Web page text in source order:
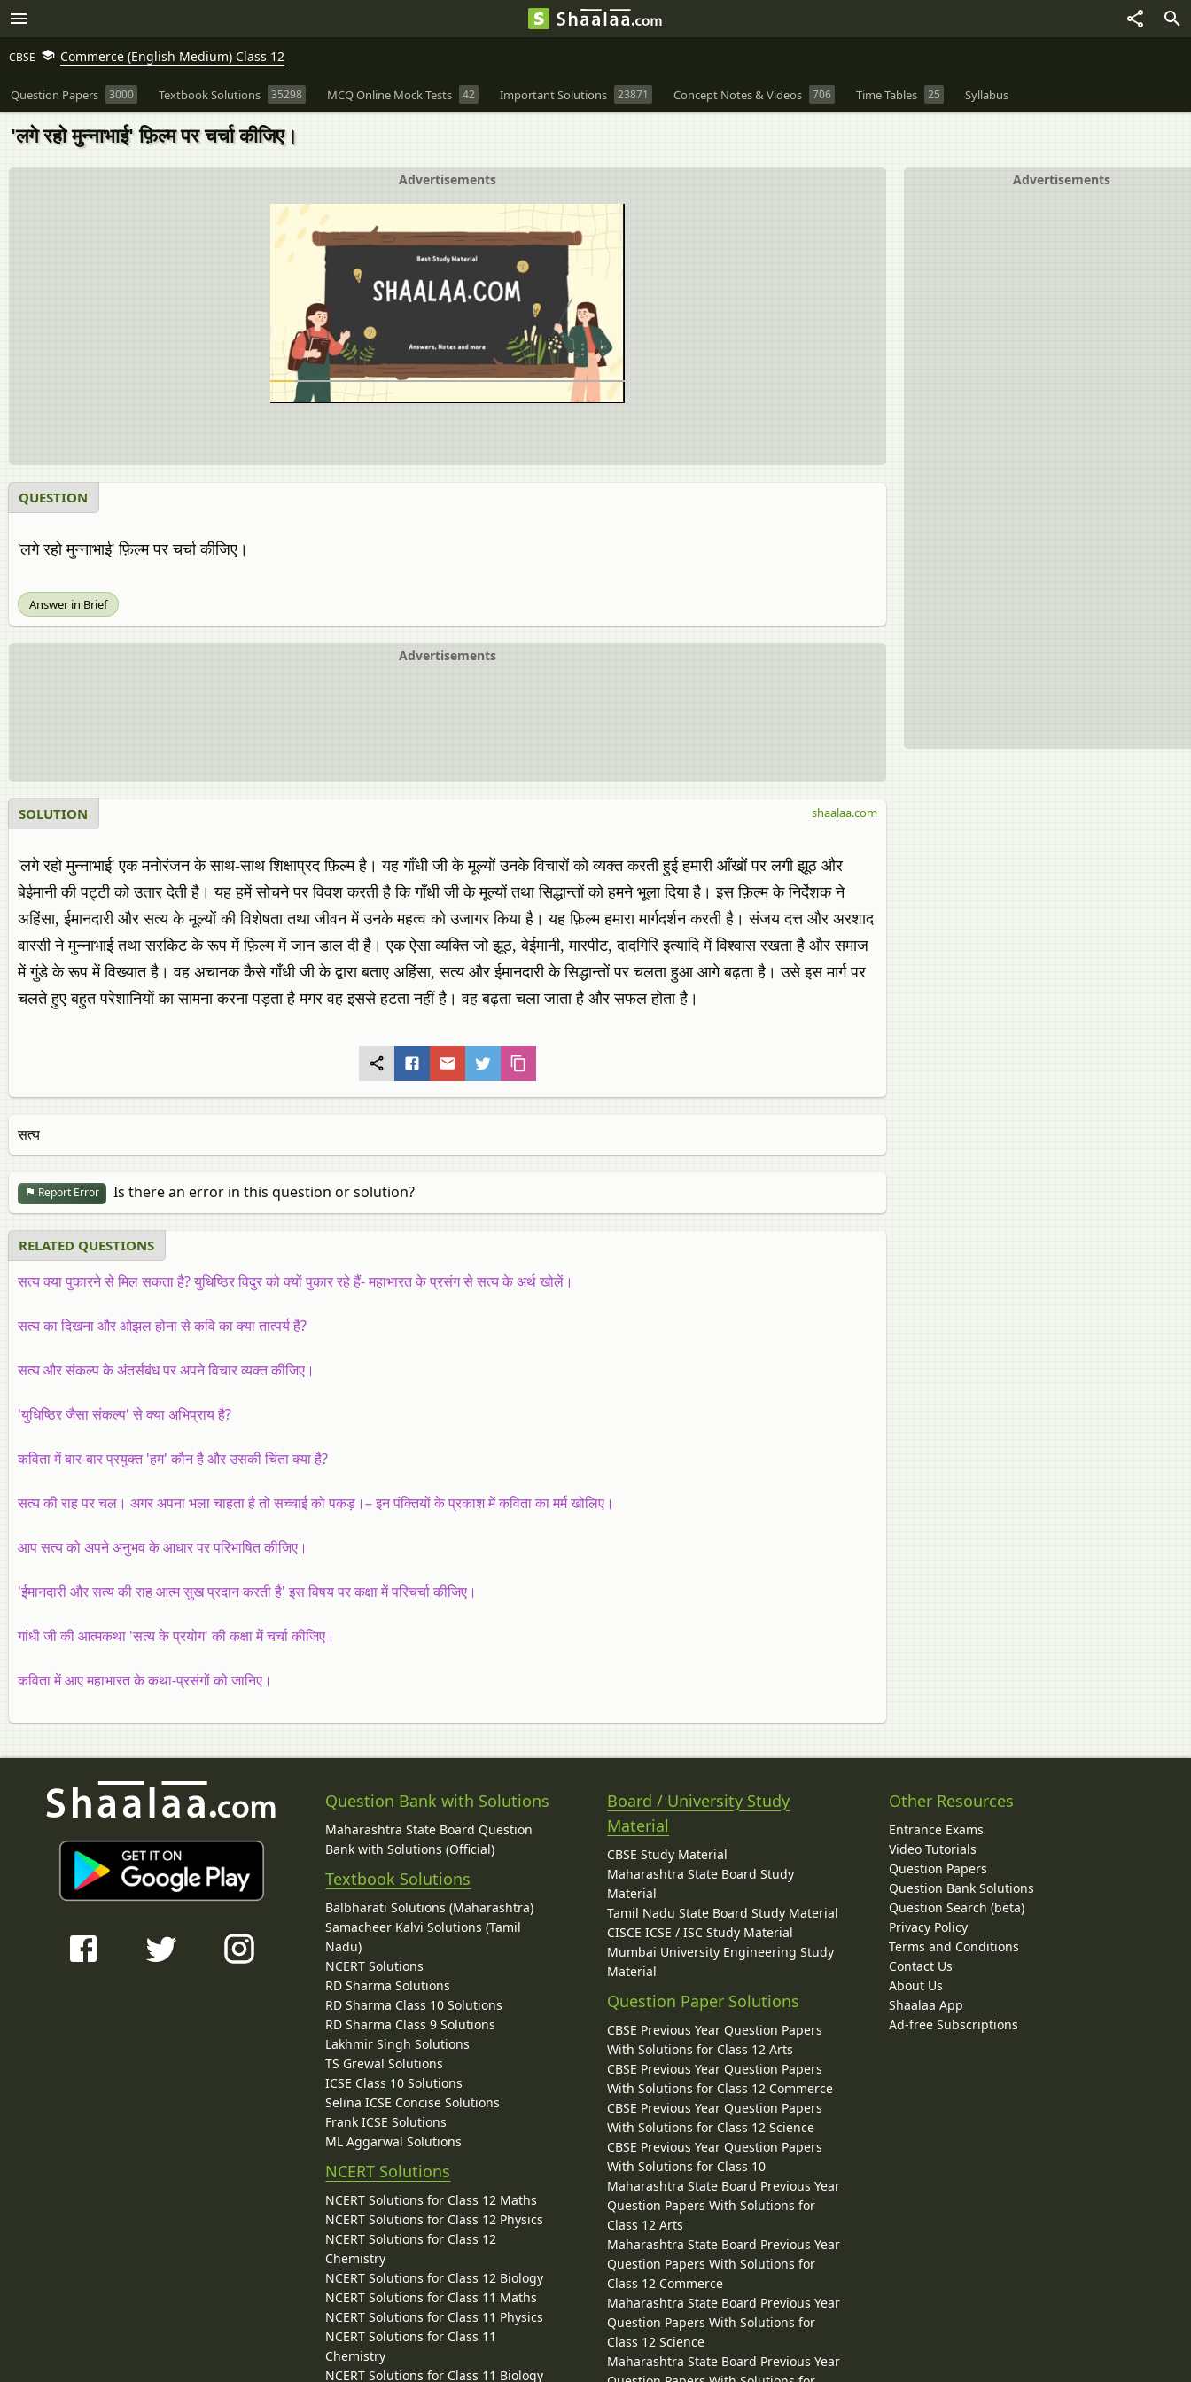
CBSE Commerce (English Medium) Class 12
Question Papers 3000 Textbook Solutions 35298 MCQ Online Mock Tests 42 Important Solutions 23871 Concept Notes & Videos 706 Time Tables 25 Syllabus
'लगे रहो मुन्नाभाई' फ़िल्म पर चर्चा कीजिए।
Advertisements
Advertisements
QUESTION
'लगे रहो मुन्नाभाई' फ़िल्म पर चर्चा कीजिए।
Answer in Brief
Advertisements
SOLUTION
'लगे रहो मुन्नाभाई' एक मनोरंजन के साथ-साथ शिक्षाप्रद फ़िल्म है। यह गाँधी जी के मूल्यों उनके विचारों को व्यक्त करती हुई हमारी आँखों पर लगी झूठ और
बेईमानी की पट्टी को उतार देती है। यह हमें सोचने पर विवश करती है कि गाँधी जी के मूल्यों तथा सिद्धान्तों को हमने भूला दिया है। इस फ़िल्म के निर्देशक ने
अहिंसा, ईमानदारी और सत्य के मूल्यों की विशेषता तथा जीवन में उनके महत्व को उजागर किया है। यह फ़िल्म हमारा मार्गदर्शन करती है। संजय दत्त और अरशाद
वारसी ने मुन्नाभाई तथा सरकिट के रूप में फ़िल्म में जान डाल दी है। एक ऐसा व्यक्ति जो झूठ, बेईमानी, मारपीट, दादगिरि इत्यादि में विश्वास रखता है और समाज
में गुंडे के रूप में विख्यात है। वह अचानक कैसे गाँधी जी के द्वारा बताए अहिंसा, सत्य और ईमानदारी के सिद्धान्तों पर चलता हुआ आगे बढ़ता है। उसे इस मार्ग पर
चलते हुए बहुत परेशानियों का सामना करना पड़ता है मगर वह इससे हटता नहीं है। वह बढ़ता चला जाता है और सफल होता है।
shaalaa.com
सत्य
Report Error Is there an error in this question or solution?
RELATED QUESTIONS
सत्य क्या पुकारने से मिल सकता है? युधिष्ठिर विदुर को क्यों पुकार रहे हैं- महाभारत के प्रसंग से सत्य के अर्थ खोलें।
सत्य का दिखना और ओझल होना से कवि का क्या तात्पर्य है?
सत्य और संकल्प के अंतर्संबंध पर अपने विचार व्यक्त कीजिए।
'युधिष्ठिर जैसा संकल्प' से क्या अभिप्राय है?
कविता में बार-बार प्रयुक्त 'हम' कौन है और उसकी चिंता क्या है?
सत्य की राह पर चल। अगर अपना भला चाहता है तो सच्चाई को पकड़।– इन पंक्तियों के प्रकाश में कविता का मर्म खोलिए।
आप सत्य को अपने अनुभव के आधार पर परिभाषित कीजिए।
'ईमानदारी और सत्य की राह आत्म सुख प्रदान करती है' इस विषय पर कक्षा में परिचर्चा कीजिए।
गांधी जी की आत्मकथा 'सत्य के प्रयोग' की कक्षा में चर्चा कीजिए।
कविता में आए महाभारत के कथा-प्रसंगों को जानिए।
Question Bank with Solutions
Maharashtra State Board Question
Bank with Solutions (Official)
Textbook Solutions
Balbharati Solutions (Maharashtra)
Samacheer Kalvi Solutions (Tamil
Nadu)
NCERT Solutions
RD Sharma Solutions
RD Sharma Class 10 Solutions
RD Sharma Class 9 Solutions
Lakhmir Singh Solutions
TS Grewal Solutions
ICSE Class 10 Solutions
Selina ICSE Concise Solutions
Frank ICSE Solutions
ML Aggarwal Solutions
NCERT Solutions
NCERT Solutions for Class 12 Maths
NCERT Solutions for Class 12 Physics
NCERT Solutions for Class 12
Chemistry
NCERT Solutions for Class 12 Biology
NCERT Solutions for Class 11 Maths
NCERT Solutions for Class 11 Physics
NCERT Solutions for Class 11
Chemistry
NCERT Solutions for Class 11 Biology
Board / University Study
Material
CBSE Study Material
Maharashtra State Board Study
Material
Tamil Nadu State Board Study Material
CISCE ICSE / ISC Study Material
Mumbai University Engineering Study
Material
Question Paper Solutions
CBSE Previous Year Question Papers
With Solutions for Class 12 Arts
CBSE Previous Year Question Papers
With Solutions for Class 12 Commerce
CBSE Previous Year Question Papers
With Solutions for Class 12 Science
CBSE Previous Year Question Papers
With Solutions for Class 10
Maharashtra State Board Previous Year
Question Papers With Solutions for
Class 12 Arts
Maharashtra State Board Previous Year
Question Papers With Solutions for
Class 12 Commerce
Maharashtra State Board Previous Year
Question Papers With Solutions for
Class 12 Science
Maharashtra State Board Previous Year
Other Resources
Entrance Exams
Video Tutorials
Question Papers
Question Bank Solutions
Question Search (beta)
Privacy Policy
Terms and Conditions
Contact Us
About Us
Shaalaa App
Ad-free Subscriptions